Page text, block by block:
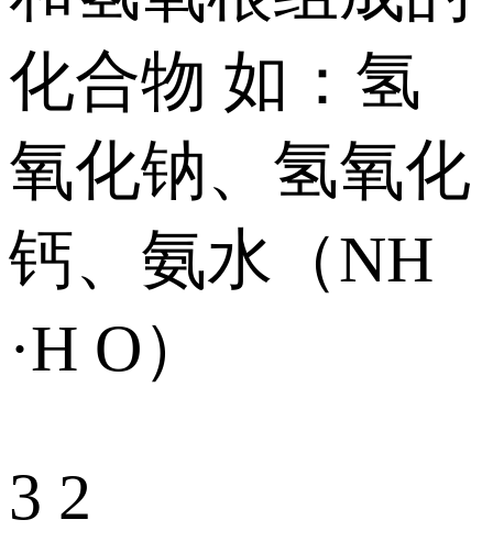
化合物 如：氢
氧化钠、氢氧化
钙、氨水（NH
·H O）
3 2